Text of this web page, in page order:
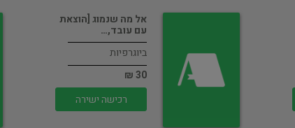
אל מה שנמוג [הוצאת
עם עובד,…
ביוגרפיות
30 ₪
רכישה ישירה